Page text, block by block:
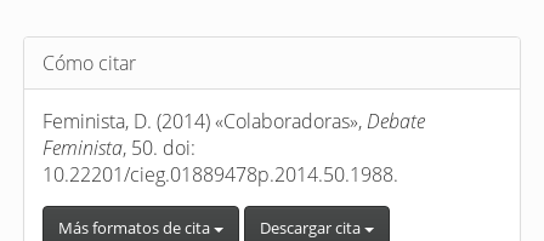
Detalles
del
artículo
Cómo citar
Feminista, D. (2014) «Colaboradoras», Debate
Feminista, 50. doi:
10.22201/cieg.01889478p.2014.50.1988.
Más formatos de cita Descargar cita